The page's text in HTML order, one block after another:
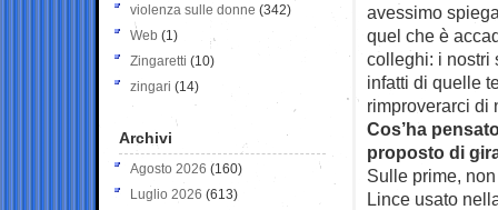
avessimo
quel che è
colleghi: i nostri
infatti di quelle
rimproverarci di
Cos’ha
proposto di
Sulle prime,
Lince usato
violenza sulle donne (342)
Web (1)
Zingaretti (10)
zingari (14)
Archivi
Agosto 2026 (160)
Luglio 2026 (613)